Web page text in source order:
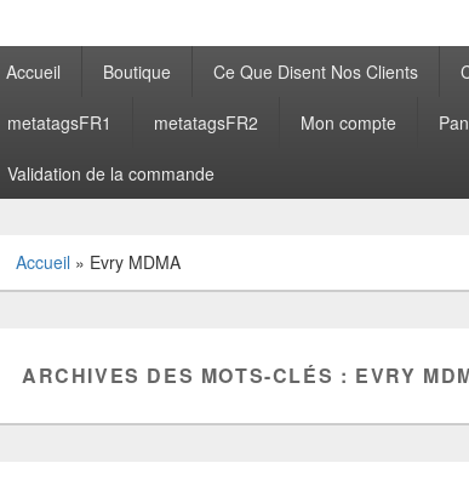
Accueil Boutique Ce Que Disent Nos Clients
metatagsFR1 metatagsFR2 Mon compte
Validation de la commande
Accueil » Evry MDMA
ARCHIVES DES MOTS-CLÉS : EVRY